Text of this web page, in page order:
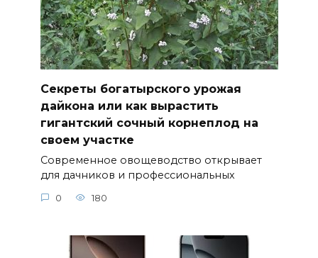
Секреты богатырского урожая
дайкона или как вырастить
гигантский сочный корнеплод на
своем участке
Современное овощеводство открывает
для дачников и профессиональных
0 180